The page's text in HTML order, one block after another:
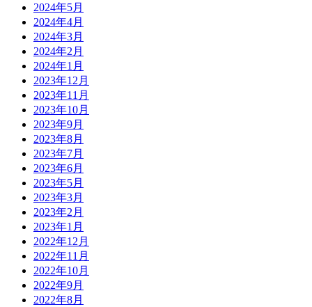
2024年5月
2024年4月
2024年3月
2024年2月
2024年1月
2023年12月
2023年11月
2023年10月
2023年9月
2023年8月
2023年7月
2023年6月
2023年5月
2023年3月
2023年2月
2023年1月
2022年12月
2022年11月
2022年10月
2022年9月
2022年8月